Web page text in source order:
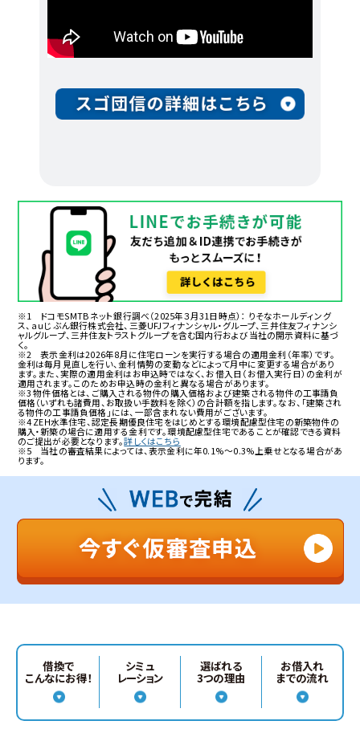
※1 ドコモSMTBネット銀行調べ（2025年３月31日時点）： りそなホールディング
ス、ａｕじぶん銀行株式会社、三菱UFJフィナンシャル・グループ、三井住友フィナンシ
ャルグループ、三井住友トラストグループを含む国内行および当社の開示資料に基づ
く。
※2 表示金利は2026年8月 に住宅ローンを実行する場合の適用金利（年率）です。
金利は毎月見直しを行い、金利情勢の変動などによって月中に変更する場合があり
ます。また、実際の適用金利はお申込時ではなく、お借入日（お借入実行日）の金利が
適用されます。このためお申込時の金利と異なる場合があります。
※3 物件価格とは、ご購入される物件の購入価格および建築される物件の工事請負
価格（いずれも諸費用、お取扱い手数料を除く）の合計額を指します。なお、「建築され
る物件の工事請負価格」には、一部含まれない費用がございます。
※4 ZEH水準住宅、認定長期優良住宅をはじめとする環境配慮型住宅の新築物件の
購入・新築の場合に適用する金利です。環境配慮型住宅であることが確認できる資料
のご提出が必要となります。詳しくはこちら
※5 当社の審査結果によっては、表示金利に年0.1%～0.3%上乗せとなる場合があ
ります。
借換で
こんなにお得！
シミュ
レーション
選ばれる
3つの理由
お借入れ
までの流れ